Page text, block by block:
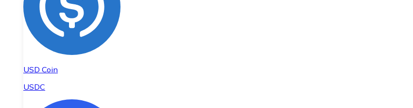
USD Coin
USDC